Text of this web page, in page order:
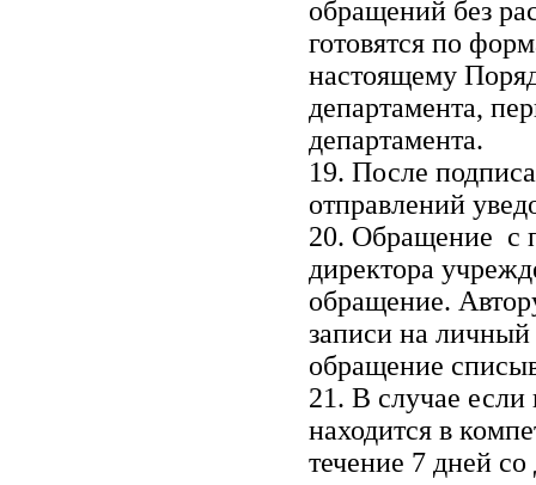
обращений без
готовятся по
настоящему
департамента,
департамента.
19. После
отправлений
20. Обращение с
директора
обращение.
записи на
обращение
21. В случае
находится в
течение 7 дней